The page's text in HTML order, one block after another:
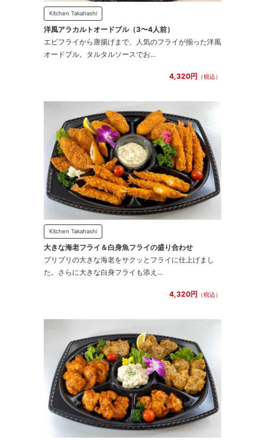
Kitchen Takahashi
洋風アラカルトオードブル（3〜4人前）
エビフライから唐揚げまで、人気のフライが揃った洋風
オードブル。タルタルソースでお...
4,320円 （税込）
Kitchen Takahashi
大きな海老フライ＆白身魚フライの盛り合わせ
プリプリの大きな海老をサクッとフライに仕上げまし
た。さらに大きな白身フライも添え...
4,320円 （税込）